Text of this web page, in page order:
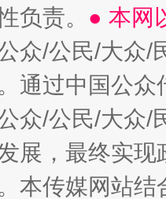
负责。 ● 本网
众/公民/大众
通过中国公
众/公民/大众
展，最终实
本传媒网站